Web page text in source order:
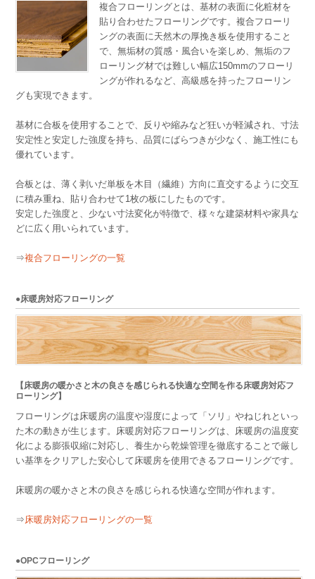
複合フローリングとは、基材の表面に化粧材を
貼り合わせたフローリングです。複合フローリ
ングの表面に天然木の厚挽き板を使用すること
で、無垢材の質感・風合いを楽しめ、無垢のフ
ローリング材では難しい幅広150mmのフローリ
ングが作れるなど、高級感を持ったフローリン
グも実現できます。
基材に合板を使用することで、反りや縮みなど狂いが軽減され、寸法
安定性と安定した強度を持ち、品質にばらつきが少なく、施工性にも
優れています。
合板とは、薄く剥いだ単板を木目（繊維）方向に直交するように交互
に積み重ね、貼り合わせて1枚の板にしたものです。
安定した強度と、少ない寸法変化が特徴で、様々な建築材料や家具な
どに広く用いられています。
⇒複合フローリングの一覧
●床暖房対応フローリング
【床暖房の暖かさと木の良さを感じられる快適な空間を作る床暖房対応フ
ローリング】
フローリングは床暖房の温度や湿度によって「ソリ」やねじれといっ
た木の動きが生じます。床暖房対応フローリングは、床暖房の温度変
化による膨張収縮に対応し、養生から乾燥管理を徹底することで厳し
い基準をクリアした安心して床暖房を使用できるフローリングです。
床暖房の暖かさと木の良さを感じられる快適な空間が作れます。
⇒床暖房対応フローリングの一覧
●OPCフローリング